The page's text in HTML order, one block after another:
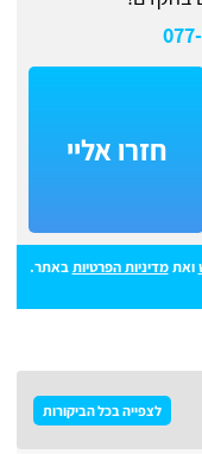
חזרו אליי
ואתמדיניות הפרטיותבאתר.
לצפייה בכל הביקורות